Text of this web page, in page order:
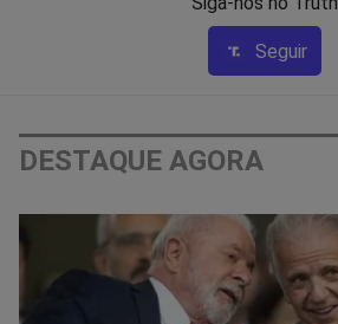
Seguir
DESTAQUE AGORA